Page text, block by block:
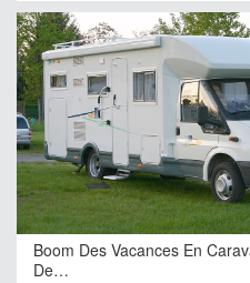
Boom Des Vacances En
De…